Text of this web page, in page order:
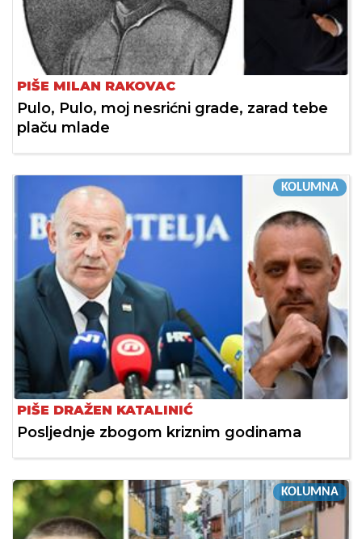
PIŠE MILAN RAKOVAC
Pulo, Pulo, moj nesrićni grade, zarad tebe
plaču mlade
KOLUMNA
PIŠE DRAŽEN KATALINIĆ
Posljednje zbogom kriznim godinama
KOLUMNA